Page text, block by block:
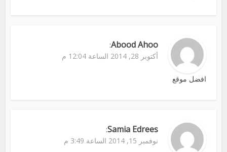
Abood Ahoo
:
أكتوبر 28, 2014 الساعة 12:04 م
افضل موقع
Samia Edrees
:
نوفمبر 15, 2014 الساعة 3:49 م